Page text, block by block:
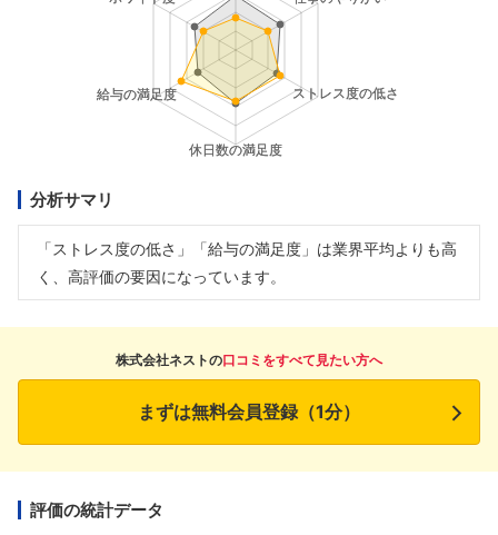
分析サマリ
「ストレス度の低さ」「給与の満足度」は業界平均よりも高
く、高評価の要因になっています。
株式会社ネストの口コミをすべて見たい方へ
まずは無料会員登録（1分）
評価の統計データ